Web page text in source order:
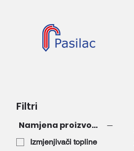
Filtri
Namjena proizvoda
Izmjenjivači topline